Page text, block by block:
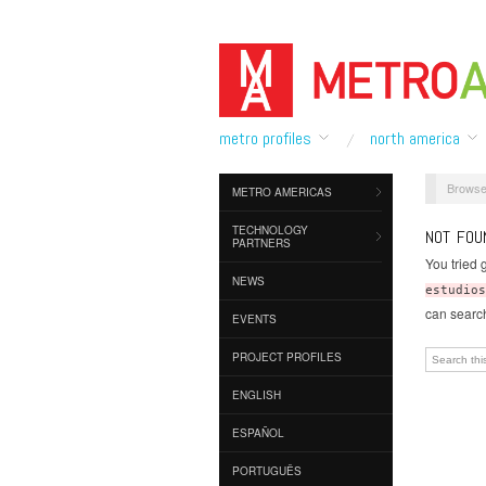
metro profiles north america
METRO AMERICAS
TECHNOLOGY
PARTNERS
NEWS
EVENTS
PROJECT PROFILES
ENGLISH
ESPAÑOL
PORTUGUÊS
NOT
You tried
can